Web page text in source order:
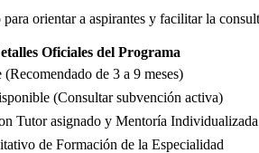
orientar a aspirantes y facilitar la
Oficiales del Programa
de 3 a 9 meses)
(Consultar subvención activa)
Tutor asignado y Mentoría Individualizada
de Formación de la Especialidad